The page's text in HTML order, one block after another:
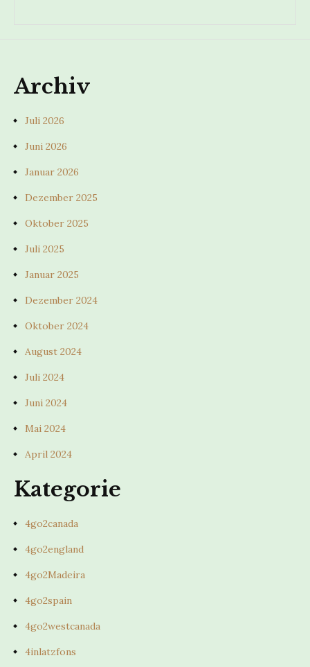
Archiv
Juli 2026
Juni 2026
Januar 2026
Dezember 2025
Oktober 2025
Juli 2025
Januar 2025
Dezember 2024
Oktober 2024
August 2024
Juli 2024
Juni 2024
Mai 2024
April 2024
Kategorie
4go2canada
4go2england
4go2Madeira
4go2spain
4go2westcanada
4inlatzfons